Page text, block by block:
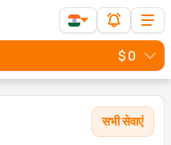
$ 0
सभी सेवाएं